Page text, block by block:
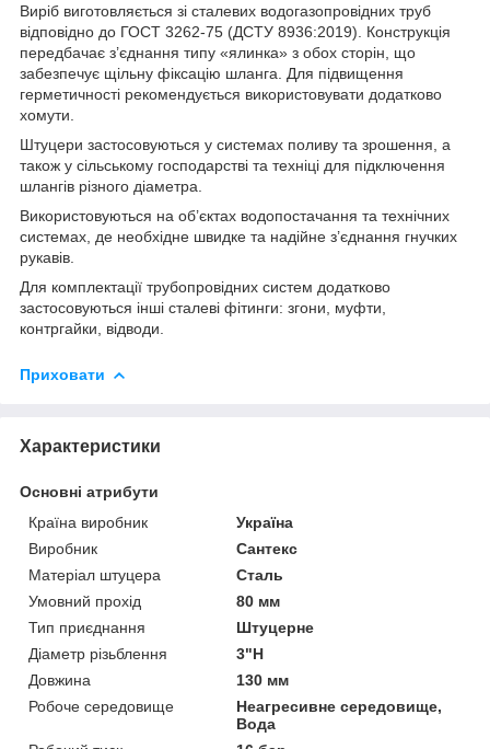
Виріб виготовляється зі сталевих водогазопровідних труб
відповідно до ГОСТ 3262-75 (ДСТУ 8936:2019). Конструкція
передбачає з’єднання типу «ялинка» з обох сторін, що
забезпечує щільну фіксацію шланга. Для підвищення
герметичності рекомендується використовувати додатково
хомути.
Штуцери застосовуються у системах поливу та зрошення, а
також у сільському господарстві та техніці для підключення
шлангів різного діаметра.
Використовуються на об’єктах водопостачання та технічних
системах, де необхідне швидке та надійне з’єднання гнучких
рукавів.
Для комплектації трубопровідних систем додатково
застосовуються інші сталеві фітинги: згони, муфти,
контргайки, відводи.
Приховати
Характеристики
Основні атрибути
Країна виробник
Україна
Виробник
Сантекс
Матеріал штуцера
Сталь
Умовний прохід
80 мм
Тип приєднання
Штуцерне
Діаметр різьблення
3"Н
Довжина
130 мм
Робоче середовище
Неагресивне середовище,
Вода